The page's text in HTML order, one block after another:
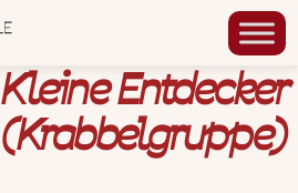
Kleine Entdecker
(Krabbelgruppe)